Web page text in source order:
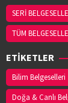
SERİ
TÜM
ETİKETLER
Bilim Belgeselleri
Doğa & Canlı